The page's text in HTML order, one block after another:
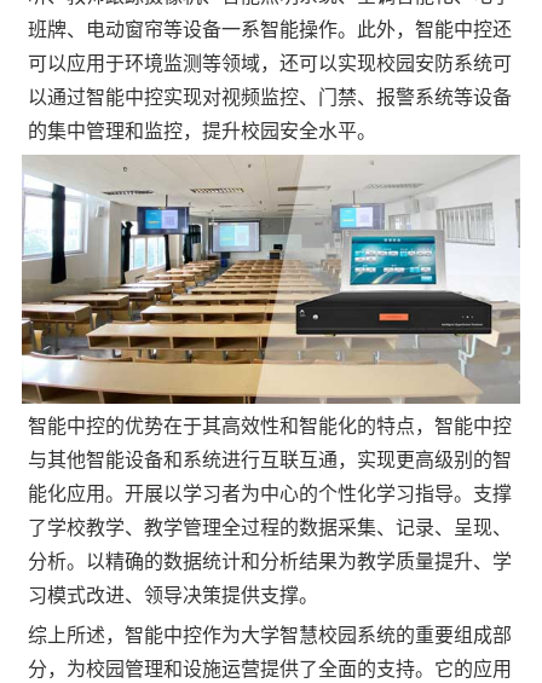
班牌、电动窗帘等设备一系智能操作。此外，智能中控还
可以应用于环境监测等领域，还可以实现校园安防系统可
以通过智能中控实现对视频监控、门禁、报警系统等设备
的集中管理和监控，提升校园安全水平。
智能中控的优势在于其高效性和智能化的特点，智能中控
与其他智能设备和系统进行互联互通，实现更高级别的智
能化应用。开展以学习者为中心的个性化学习指导。支撑
了学校教学、教学管理全过程的数据采集、记录、呈现、
分析。以精确的数据统计和分析结果为教学质量提升、学
习模式改进、领导决策提供支撑。
综上所述，智能中控作为大学智慧校园系统的重要组成部
分，为校园管理和设施运营提供了全面的支持。它的应用